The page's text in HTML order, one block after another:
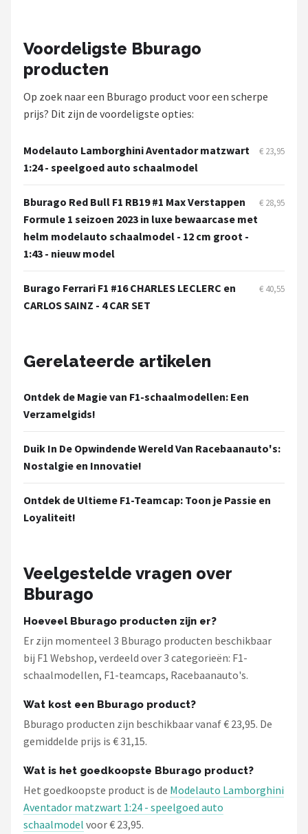
Alle merken →
Voordeligste Bburago
producten
Op zoek naar een Bburago product voor een scherpe
prijs? Dit zijn de voordeligste opties:
Modelauto Lamborghini Aventador matzwart
1:24 - speelgoed auto schaalmodel
€ 23,95
Bburago Red Bull F1 RB19 #1 Max Verstappen
Formule 1 seizoen 2023 in luxe bewaarcase met
helm modelauto schaalmodel - 12 cm groot -
1:43 - nieuw model
€ 28,95
Burago Ferrari F1 #16 CHARLES LECLERC en
CARLOS SAINZ - 4 CAR SET
€ 40,55
Gerelateerde artikelen
Ontdek de Magie van F1-schaalmodellen: Een
Verzamelgids!
Duik In De Opwindende Wereld Van Racebaanauto's:
Nostalgie en Innovatie!
Ontdek de Ultieme F1-Teamcap: Toon je Passie en
Loyaliteit!
Veelgestelde vragen over
Bburago
Hoeveel Bburago producten zijn er?
Er zijn momenteel 3 Bburago producten beschikbaar
bij F1 Webshop, verdeeld over 3 categorieën: F1-
schaalmodellen, F1-teamcaps, Racebaanauto's.
Wat kost een Bburago product?
Bburago producten zijn beschikbaar vanaf € 23,95. De
gemiddelde prijs is € 31,15.
Wat is het goedkoopste Bburago product?
Het goedkoopste product is de Modelauto Lamborghini
Aventador matzwart 1:24 - speelgoed auto
schaalmodel voor € 23,95.